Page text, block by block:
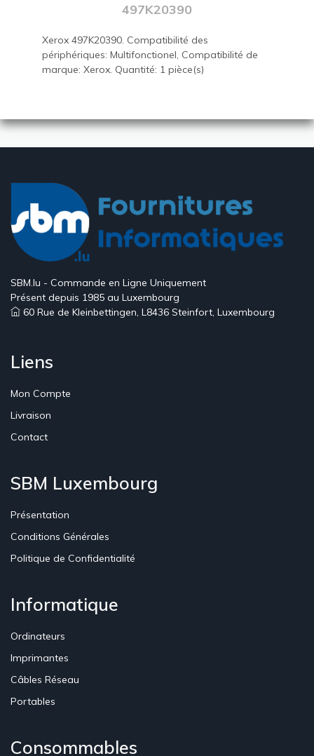
497K20390
Xerox 497K20390. Compatibilité des
périphériques: Multifonctionel, Compatibilité de
marque: Xerox. Quantité: 1 pièce(s)
SBM.lu - Commande en Ligne Uniquement
Présent depuis 1985 au Luxembourg
60 Rue de Kleinbettingen, L8436 Steinfort, Luxembourg
Liens
Mon Compte
Livraison
Contact
SBM Luxembourg
Présentation
Conditions Générales
Politique de Confidentialité
Informatique
Ordinateurs
Imprimantes
Câbles Réseau
Portables
Consommables